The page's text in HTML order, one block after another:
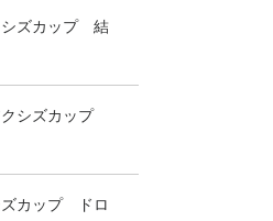
ズカップ 結
シズカップ
ズカップ ドロ